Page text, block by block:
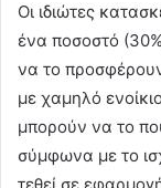
Οι ιδιώτες
ένα ποσοστό
να το
με χαμηλό
μπορούν να το
σύμφωνα με το